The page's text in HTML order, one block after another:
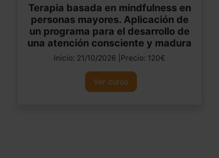
Terapia basada en mindfulness en
personas mayores. Aplicación de
un programa para el desarrollo de
una atención consciente y madura
Inicio: 21/10/2026 |Precio: 120€
Ver curso